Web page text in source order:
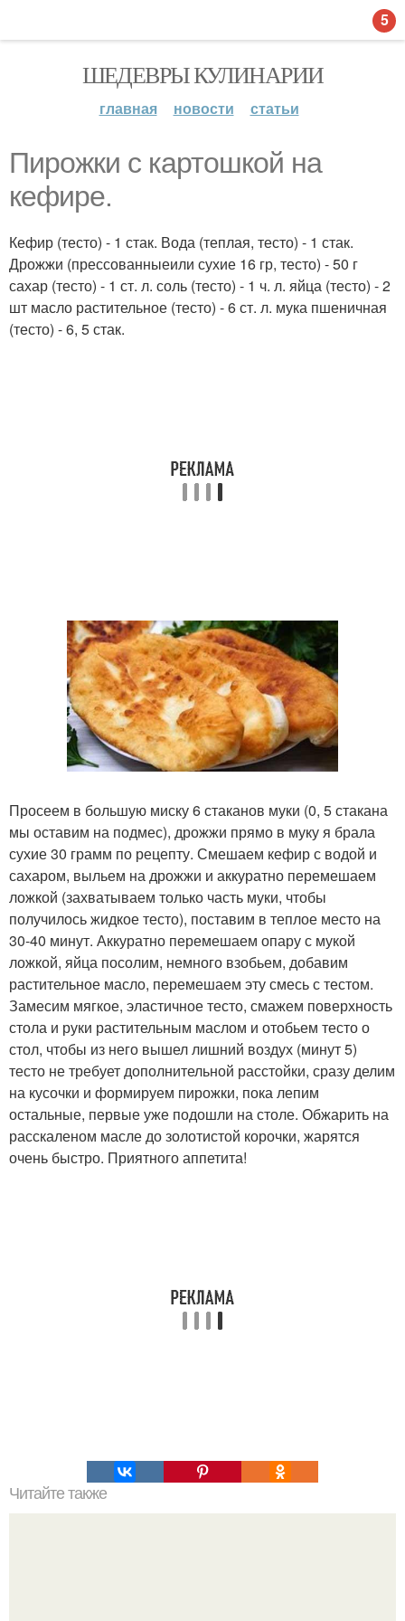
ШЕДЕВРЫ КУЛИНАРИИ
главная новости статьи
Пирожки с картошкой на
кефире.
Кефир (тесто) - 1 стак. Вода (теплая, тесто) - 1 стак.
Дрожжи (прессованныеили сухие 16 гр, тесто) - 50 г
сахар (тесто) - 1 ст. л. соль (тесто) - 1 ч. л. яйца (тесто) - 2
шт масло растительное (тесто) - 6 ст. л. мука пшеничная
(тесто) - 6, 5 стак.
Просеем в большую миску 6 стаканов муки (0, 5 стакана
мы оставим на подмес), дрожжи прямо в муку я брала
сухие 30 грамм по рецепту. Смешаем кефир с водой и
сахаром, выльем на дрожжи и аккуратно перемешаем
ложкой (захватываем только часть муки, чтобы
получилось жидкое тесто), поставим в теплое место на
30-40 минут. Аккуратно перемешаем опару с мукой
ложкой, яйца посолим, немного взобьем, добавим
растительное масло, перемешаем эту смесь с тестом.
Замесим мягкое, эластичное тесто, смажем поверхность
стола и руки растительным маслом и отобьем тесто о
стол, чтобы из него вышел лишний воздух (минут 5)
тесто не требует дополнительной расстойки, сразу делим
на кусочки и формируем пирожки, пока лепим
остальные, первые уже подошли на столе. Обжарить на
расскаленом масле до золотистой корочки, жарятся
очень быстро. Приятного аппетита!
Читайте также
5